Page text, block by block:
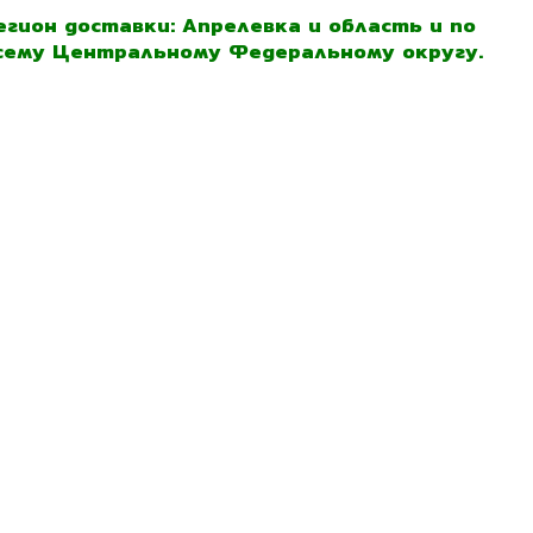
доставки: Апрелевка и область и по
Центральному Федеральному округу.